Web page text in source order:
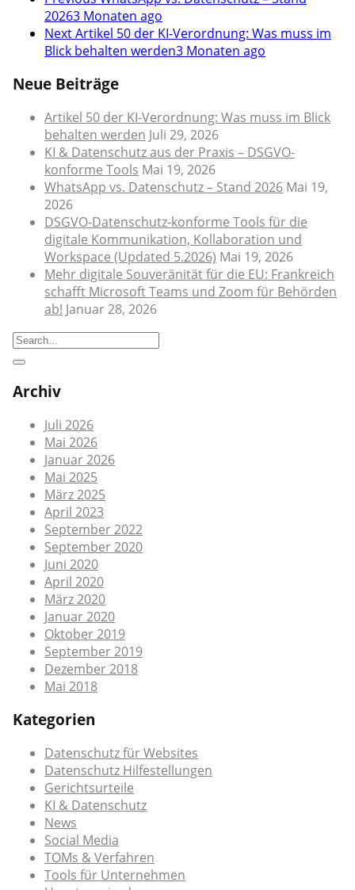
20263 Monaten ago
NextArtikel 50 der KI-Verordnung: Was muss im
Blick behalten werden3 Monaten ago
Neue Beiträge
Artikel 50 der KI-Verordnung: Was muss im Blick
behalten werden Juli 29, 2026
KI & Datenschutz aus der Praxis – DSGVO-
konforme Tools Mai 19, 2026
WhatsApp vs. Datenschutz – Stand 2026 Mai 19,
2026
DSGVO-Datenschutz-konforme Tools für die
digitale Kommunikation, Kollaboration und
Workspace (Updated 5.2026) Mai 19, 2026
Mehr digitale Souveränität für die EU: Frankreich
schafft Microsoft Teams und Zoom für Behörden
ab! Januar 28, 2026
Archiv
Juli 2026
Mai 2026
Januar 2026
Mai 2025
März 2025
April 2023
September 2022
September 2020
Juni 2020
April 2020
März 2020
Januar 2020
Oktober 2019
September 2019
Dezember 2018
Mai 2018
Kategorien
Datenschutz für Websites
Datenschutz Hilfestellungen
Gerichtsurteile
KI & Datenschutz
News
Social Media
TOMs & Verfahren
Tools für Unternehmen